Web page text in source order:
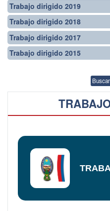
Trabajo dirigido 2019
Trabajo dirigido 2018
Trabajo dirigido 2017
Trabajo dirigido 2015
Buscar